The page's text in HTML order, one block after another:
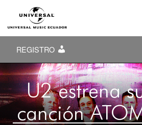
REGISTRO
U2 estrena
canción